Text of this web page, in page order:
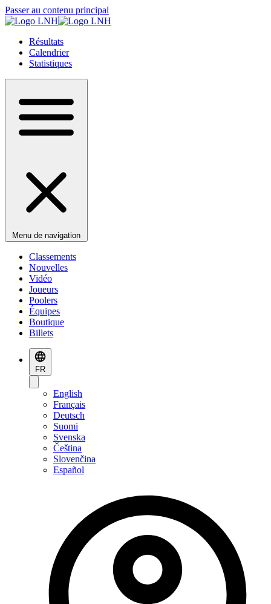
Passer au contenu principal
Résultats
Calendrier
Statistiques
Menu de navigation
Classements
Nouvelles
Vidéo
Joueurs
Poolers
Équipes
Boutique
Billets
FR
English
Français
Deutsch
Suomi
Svenska
Čeština
Slovenčina
Español